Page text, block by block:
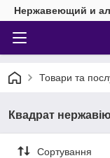
Нержавеющий и
Товари та
Квадрат
Сортування